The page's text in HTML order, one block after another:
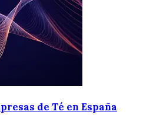
de Té en España